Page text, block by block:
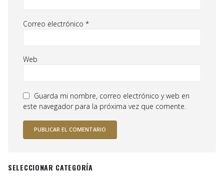
Correo electrónico *
Web
Guarda mi nombre, correo electrónico y web en
este navegador para la próxima vez que comente.
SELECCIONAR CATEGORÍA